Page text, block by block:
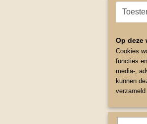
Op deze
Cookies
functies
media-,
kunnen